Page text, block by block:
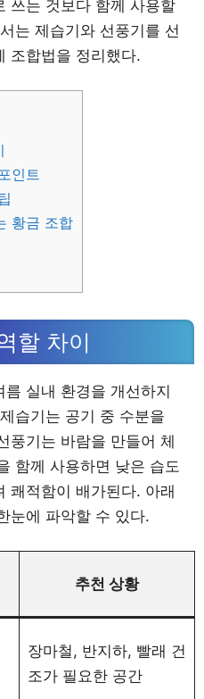
쓰는 것보다 함께 사용할
는 제습기와 선풍기를 선
조합법을 정리했다.
인트
황금 조합
할 차이
실내 환경을 개선하지
습기는 공기 중 수분을
풍기는 바람을 만들어 체
함께 사용하면 낮은 습도
쾌적함이 배가된다. 아래
눈에 파악할 수 있다.
추천 상황
장마철, 반지하, 빨래 건
조가 필요한 공간